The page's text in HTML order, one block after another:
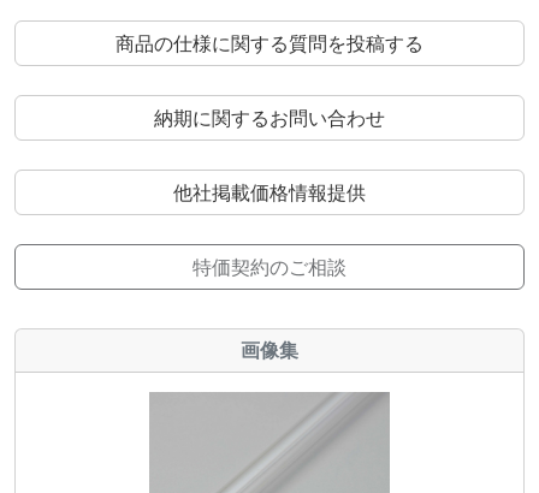
商品の仕様に関する質問を投稿する
納期に関するお問い合わせ
他社掲載価格情報提供
特価契約のご相談
画像集